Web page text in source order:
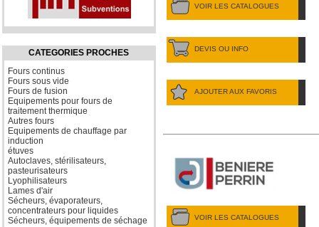
CATEGORIES PROCHES
Fours continus
Fours sous vide
Fours de fusion
Equipements pour fours de
traitement thermique
Autres fours
Equipements de chauffage par
induction
étuves
Autoclaves, stérilisateurs,
pasteurisateurs
Lyophilisateurs
Lames d'air
Sécheurs, évaporateurs,
concentrateurs pour liquides
Sécheurs, équipements de séchage
VOIR LES CATALOGUES
DEVIS OU INFO
AJOUTER AUX FAVORIS
VOIR LES CATALOGUES